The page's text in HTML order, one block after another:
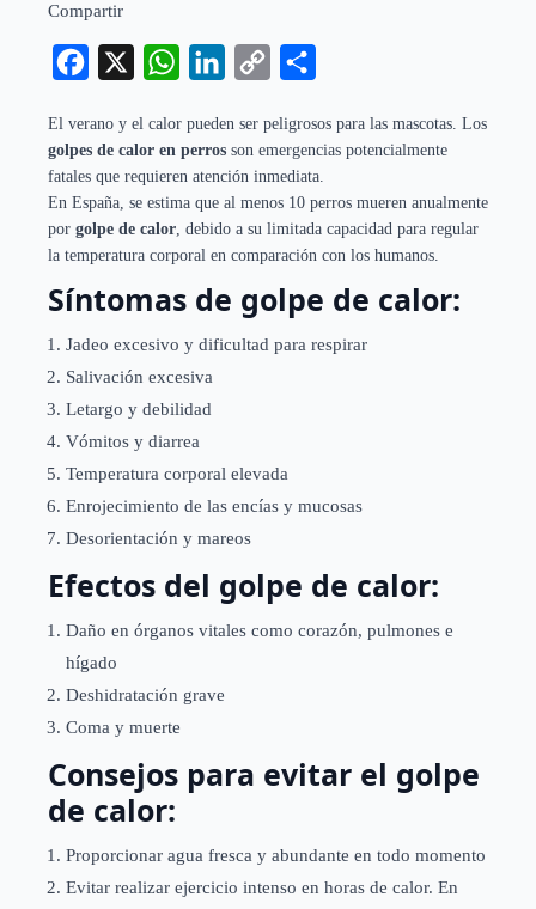
Compartir
Facebook WhatsAppLinkedInCopy
El verano y el calor pueden ser peligrosos para las mascotas. Los
golpes de calor en perros son emergencias potencialmente
fatales que requieren atención inmediata.
En España, se estima que al menos 10 perros mueren anualmente
por golpe de calor, debido a su limitada capacidad para regular
la temperatura corporal en comparación con los humanos.
Síntomas de golpe de calor:
Jadeo excesivo y dificultad para respirar
Salivación excesiva
Letargo y debilidad
Vómitos y diarrea
Temperatura corporal elevada
Enrojecimiento de las encías y mucosas
Desorientación y mareos
Efectos del golpe de calor:
Daño en órganos vitales como corazón, pulmones e
hígado
Deshidratación grave
Coma y muerte
Consejos para evitar el golpe
de calor:
Proporcionar agua fresca y abundante en todo momento
Evitar realizar ejercicio intenso en horas de calor. En